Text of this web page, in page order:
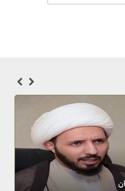
سماحة الشيخ احمد سلمان